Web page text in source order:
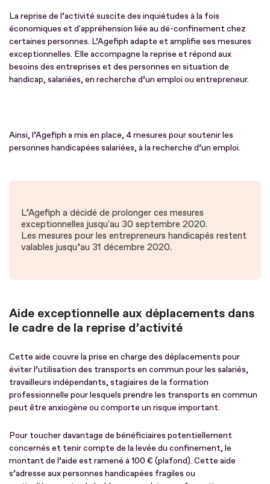
La reprise de l’activité suscite des inquiétudes à la fois
économiques et d'appréhension liée au dé-confinement chez
certaines personnes. L’Agefiph adapte et amplifie ses mesures
exceptionnelles. Elle accompagne la reprise et répond aux
besoins des entreprises et des personnes en situation de
handicap, salariées, en recherche d’un emploi ou entrepreneur.
Ainsi, l’Agefiph a mis en place, 4 mesures pour soutenir les
personnes handicapées salariées, à la recherche d’un emploi.
L’Agefiph a décidé de prolonger ces mesures
exceptionnelles jusqu'au 30 septembre 2020.
Les mesures pour les entrepreneurs handicapés restent
valables jusqu’au 31 décembre 2020.
Aide exceptionnelle aux déplacements dans
le cadre de la reprise d’activité
Cette aide couvre la prise en charge des déplacements pour
éviter l’utilisation des transports en commun pour les salariés,
travailleurs indépendants, stagiaires de la formation
professionnelle pour lesquels prendre les transports en commun
peut être anxiogène ou comporte un risque important.
Pour toucher davantage de bénéficiaires potentiellement
concernés et tenir compte de la levée du confinement, le
montant de l’aide est ramené à 100 € (plafond). Cette aide
s’adresse aux personnes handicapées fragiles ou